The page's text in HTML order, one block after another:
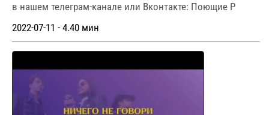
в нашем телеграм-канале или Вконтакте: Поющие Р
2022-07-11 - 4.40 мин